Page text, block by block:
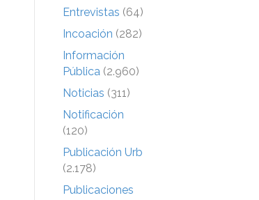
Entrevistas (64)
Incoación (282)
Información
Pública (2.960)
Noticias (311)
Notificación
(120)
Publicación Urb
(2.178)
Publicaciones